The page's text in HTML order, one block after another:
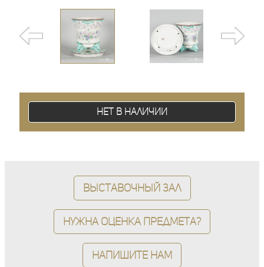
Нет в наличии
Выставочный зал
Нужна оценка предмета?
Напишите нам